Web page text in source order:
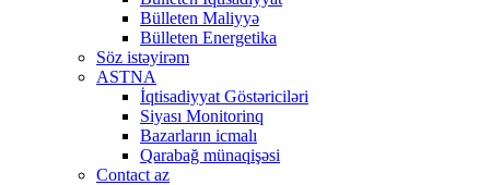
Bülleten Maliyyə
Bülleten Energetika
Söz istəyirəm
ASTNA
İqtisadiyyat Göstəriciləri
Siyası Monitorinq
Bazarların icmalı
Qarabağ münaqişəsi
Contact az